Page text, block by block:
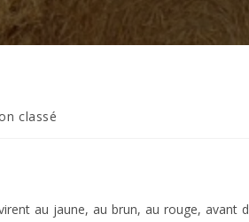
classé
au jaune, au brun, au rouge, avant